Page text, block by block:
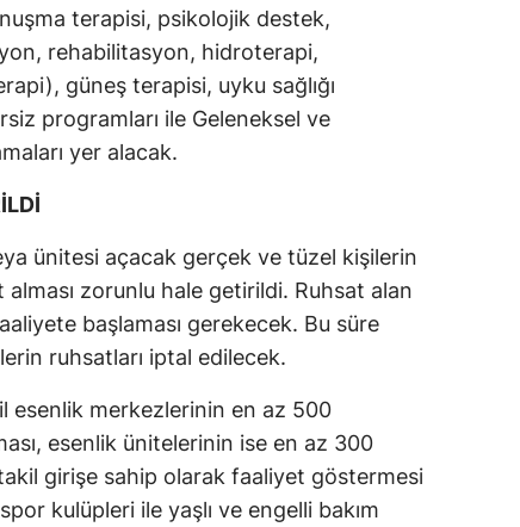
terapisi, psikolojik destek,
rehabilitasyon, hidroterapi,
güneş terapisi, uyku sağlığı
programları ile Geleneksel ve
yer alacak.
ünitesi açacak gerçek ve tüzel kişilerin
zorunlu hale getirildi. Ruhsat alan
başlaması gerekecek. Bu süre
ruhsatları iptal edilecek.
esenlik merkezlerinin en az 500
esenlik ünitelerinin ise en az 300
girişe sahip olarak faaliyet göstermesi
kulüpleri ile yaşlı ve engelli bakım